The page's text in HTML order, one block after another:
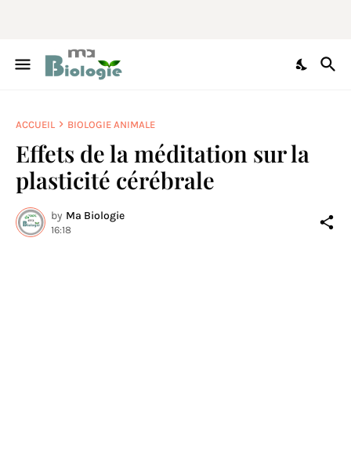
ACCUEIL BIOLOGIE ANIMALE
Effets de la méditation sur la
plasticité cérébrale
by Ma Biologie
16:18